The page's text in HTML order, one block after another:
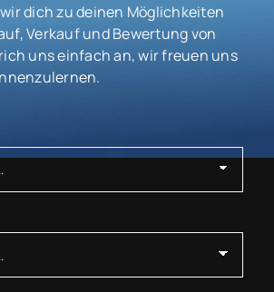
dich zu deinen Möglichkeiten
Verkauf und Bewertung von
uns einfach an, wir freuen uns